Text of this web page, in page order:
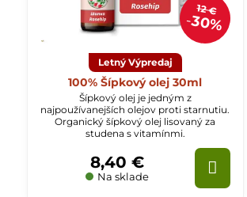
12 €
30%
Letný Výpredaj
100% Šípkový olej 30ml
Šípkový olej je jedným z
najpoužívanejších olejov proti starnutiu.
Organický šípkový olej lisovaný za
studena s vitamínmi.
Na sklade
8,40 €